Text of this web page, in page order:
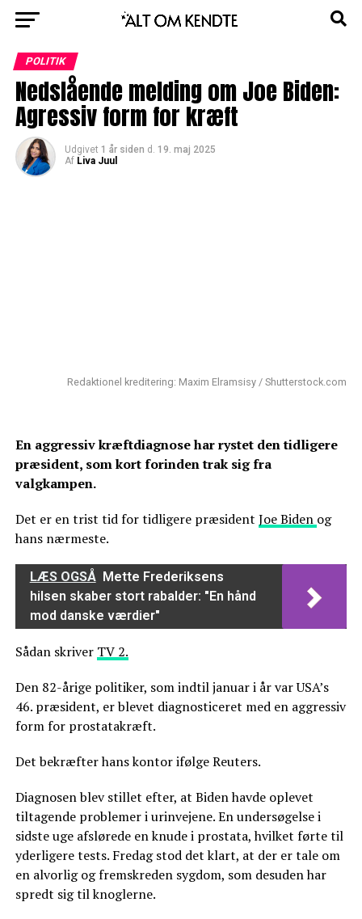
POLITIK
Nedslående melding om Joe Biden:
Agressiv form for kræft
Udgivet 1 år siden d. 19. maj 2025
Af Liva Juul
Redaktionel kreditering: Maxim Elramsisy / Shutterstock.com
En aggressiv kræftdiagnose har rystet den tidligere
præsident, som kort forinden trak sig fra
valgkampen.
Det er en trist tid for tidligere præsident Joe Biden og
hans nærmeste.
LÆS OGSÅ Mette Frederiksens
hilsen skaber stort rabalder: "En hånd
mod danske værdier"
Sådan skriver TV 2.
Den 82-årige politiker, som indtil januar i år var USA’s
46. præsident, er blevet diagnosticeret med en aggressiv
form for prostatakræft.
Det bekræfter hans kontor ifølge Reuters.
Diagnosen blev stillet efter, at Biden havde oplevet
tiltagende problemer i urinvejene. En undersøgelse i
sidste uge afslørede en knude i prostata, hvilket førte til
yderligere tests. Fredag stod det klart, at der er tale om
en alvorlig og fremskreden sygdom, som desuden har
spredt sig til knoglerne.